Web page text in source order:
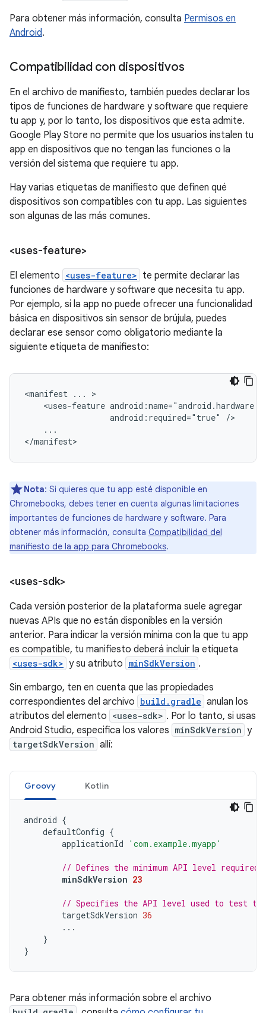
Para obtener más información, consulta Permisos en
Android.
Compatibilidad con dispositivos
En el archivo de manifiesto, también puedes declarar los
tipos de funciones de hardware y software que requiere
tu app y, por lo tanto, los dispositivos que esta admite.
Google Play Store no permite que los usuarios instalen tu
app en dispositivos que no tengan las funciones o la
versión del sistema que requiere tu app.
Hay varias etiquetas de manifiesto que definen qué
dispositivos son compatibles con tu app. Las siguientes
son algunas de las más comunes.
<uses-feature>
El elemento <uses-feature> te permite declarar las
funciones de hardware y software que necesita tu app.
Por ejemplo, si la app no puede ofrecer una funcionalidad
básica en dispositivos sin sensor de brújula, puedes
declarar ese sensor como obligatorio mediante la
siguiente etiqueta de manifiesto:
<manifest ...
<uses-feature
android:required="true"
...
</manifest>
Nota: Si quieres que tu app esté disponible en
Chromebooks, debes tener en cuenta algunas limitaciones
importantes de funciones de hardware y software. Para
obtener más información, consulta Compatibilidad del
manifiesto de la app para Chromebooks.
<uses-sdk>
Cada versión posterior de la plataforma suele agregar
nuevas APIs que no están disponibles en la versión
anterior. Para indicar la versión mínima con la que tu app
es compatible, tu manifiesto deberá incluir la etiqueta
<uses-sdk> y su atributo minSdkVersion .
Sin embargo, ten en cuenta que las propiedades
correspondientes del archivo build.gradle anulan los
atributos del elemento <uses-sdk> . Por lo tanto, si usas
Android Studio, especifica los valores minSdkVersion y
targetSdkVersion allí:
Groovy Kotlin
android {
defaultConfig {
applicationId
'com.example.myapp'
// Defines the minimum API level required
minSdkVersion 23
// Specifies the API level used to test
targetSdkVersion 36
...
}
}
Para obtener más información sobre el archivo